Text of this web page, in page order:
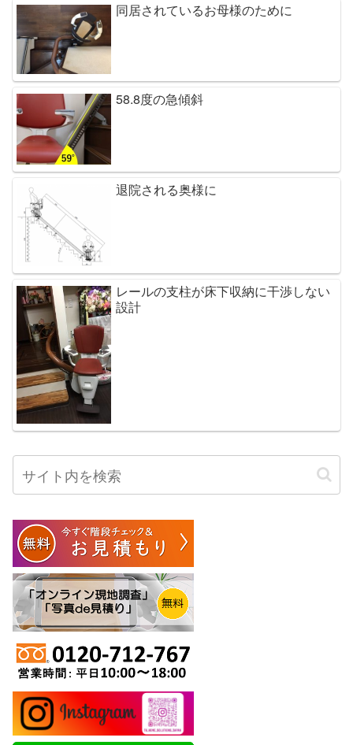
同居されているお母様のために
58.8度の急傾斜
退院される奥様に
レールの支柱が床下収納に干渉しない
設計